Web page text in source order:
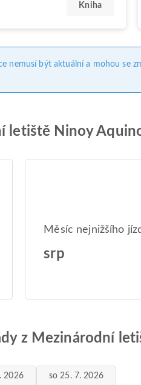
Kniha
nemusí být aktuální a mohou se
letiště Ninoy
Měsíc nejnižšího
srp
z Mezinárodní
2026 so 25. 7. 2026